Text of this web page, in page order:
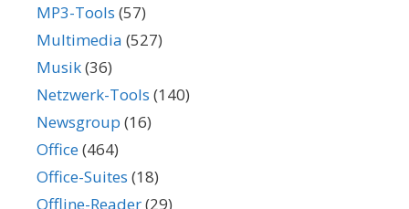
MP3-Tools (57)
Multimedia (527)
Musik(36)
Netzwerk-Tools (140)
Newsgroup (16)
Office(464)
Office-Suites (18)
Offline-Reader(29)